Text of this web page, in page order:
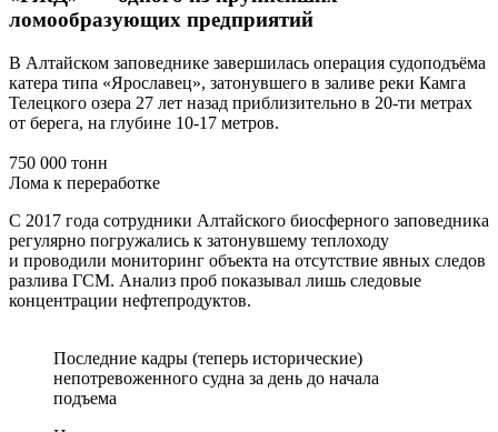
ломообразующих предприятий
В Алтайском заповеднике завершилась операция судоподъёма
катера типа «Ярославец», затонувшего в заливе реки Камга
Телецкого озера 27 лет назад приблизительно в 20-ти метрах
от берега, на глубине 10-17 метров.
750 000 тонн
Лома к переработке
С 2017 года сотрудники Алтайского биосферного заповедника
регулярно погружались к затонувшему теплоходу
и проводили мониторинг объекта на отсутствие явных следов
разлива ГСМ. Анализ проб показывал лишь следовые
концентрации нефтепродуктов.
Последние кадры (теперь исторические)
непотревоженного судна за день до начала
подъема